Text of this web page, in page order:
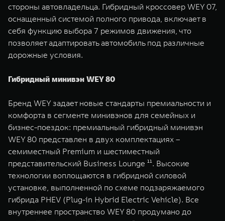
стороны автовладельца. Гибридный кроссовер WEY 07,
оснащенный системой полного привода, включает в
себя функцию выбора 7 режимов движения, что
позволяет адаптировать автомобиль под различные
дорожные условия.
Гибридный минивэн WEY 80
Бренд WEY задает новые стандарты премиальности и
комфорта в сегменте минивэнов для семейных и
бизнес-поездок: премиальный гибридный минивэн
WEY 80 представлен в двух комплектациях –
семиместный Premium и шестиместный
представительский Business Lounge ¹¹. Высокие
технологии воплощаются в гибридной силовой
установке, выполненной по схеме подзаряжаемого
гибрида PHEV (Plug-in Hybrid Electric Vehicle). Все
внутреннее пространство WEY 80 продумано до